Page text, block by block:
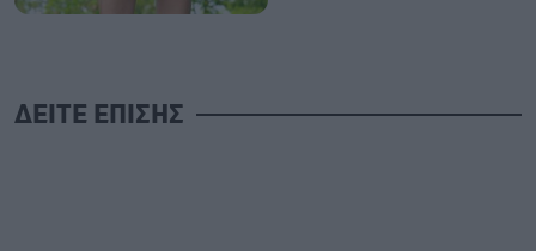
ΔΕΙΤΕ ΕΠΙΣΗΣ